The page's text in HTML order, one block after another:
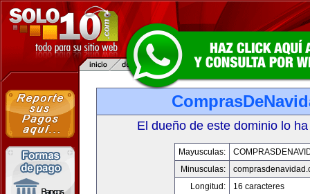
El dueño de este dominio lo
Mayusculas:
Minusculas:
Longitud:
16 caracteres